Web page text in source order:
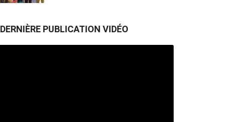
DERNIÈRE PUBLICATION VIDÉO